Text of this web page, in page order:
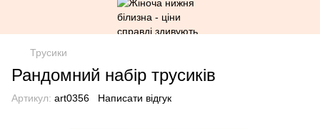
Трусики
Рандомний набір трусиків
Артикул: art0356 Написати відгук